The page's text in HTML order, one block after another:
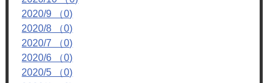
2020/9 （0)
2020/8 （0)
2020/7 （0)
2020/6 （0)
2020/5 （0)